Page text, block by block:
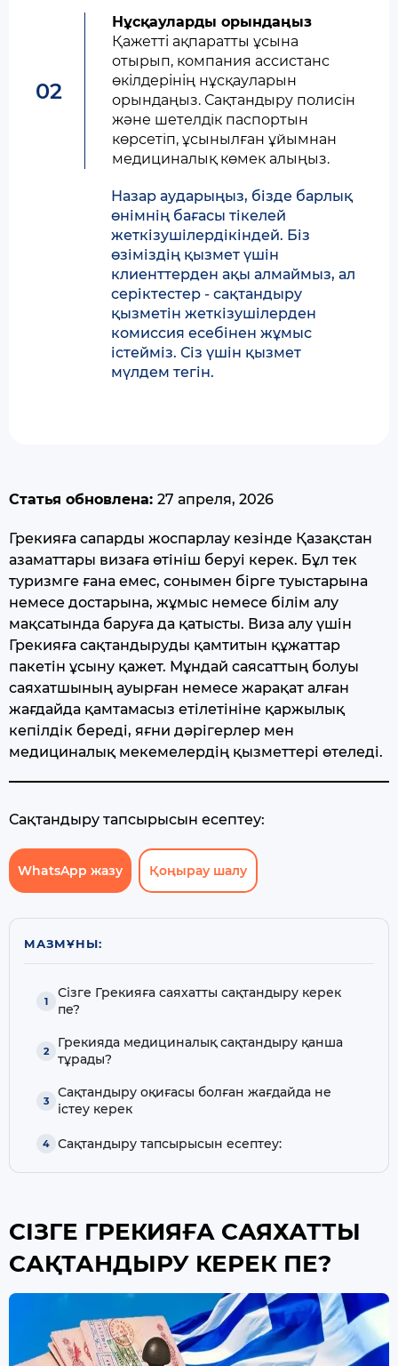
02
Нұсқауларды орындаңыз
Қажетті ақпаратты ұсына
отырып, компания ассистанс
өкілдерінің нұсқауларын
орындаңыз. Сақтандыру полисiн
және шетелдiк паспортын
көрсетiп, ұсынылған ұйымнан
медициналық көмек алыңыз.
Назар аударыңыз, бізде барлық
өнімнің бағасы тікелей
жеткізушілердікіндей. Біз
өзіміздің қызмет үшін
клиенттерден ақы алмаймыз, ал
серіктестер - сақтандыру
қызметін жеткізушілерден
комиссия есебінен жұмыс
істейміз. Сіз үшін қызмет
мүлдем тегін.
Статья обновлена: 27 апреля, 2026
Грекияға сапарды жоспарлау кезінде Қазақстан
азаматтары визаға өтініш беруі керек. Бұл тек
туризмге ғана емес, сонымен бірге туыстарына
немесе достарына, жұмыс немесе білім алу
мақсатында баруға да қатысты. Виза алу үшін
Грекияға сақтандыруды қамтитын құжаттар
пакетін ұсыну қажет. Мұндай саясаттың болуы
саяхатшының ауырған немесе жарақат алған
жағдайда қамтамасыз етілетініне қаржылық
кепілдік береді, яғни дәрігерлер мен
медициналық мекемелердің қызметтері өтеледі.
Сақтандыру тапсырысын есептеу:
WhatsApp жазу Қоңырау шалу
МАЗМҰНЫ:
Сізге Грекияға саяхатты сақтандыру керек
пе?
Грекияда медициналық сақтандыру қанша
тұрады?
Сақтандыру оқиғасы болған жағдайда не
істеу керек
Сақтандыру тапсырысын есептеу:
СІЗГЕ ГРЕКИЯҒА САЯХАТТЫ
САҚТАНДЫРУ КЕРЕК ПЕ?